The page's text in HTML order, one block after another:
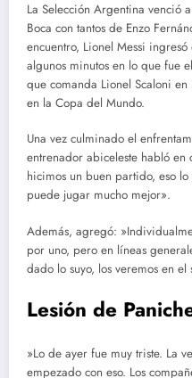
La Selección Argentina venció
Boca con tantos de Enzo
encuentro, Lionel Messi
algunos minutos en lo que fue
que comanda Lionel Scaloni
en la Copa del Mundo.
Una vez culminado el
entrenador abiceleste habló
hicimos un buen partido, eso
puede jugar mucho mejor».
Además, agregó:
por uno, pero en líneas
dado lo suyo, los veremos en
Lesión de
»Lo de ayer fue muy triste. La
empezado con eso. Los